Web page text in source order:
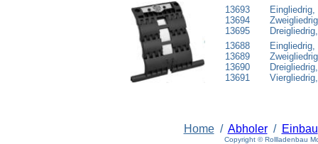
13693
13694
13695
13688
13689
13690
13691
Home/ Abholer/ Einbau
Copyright © Rollladenbau